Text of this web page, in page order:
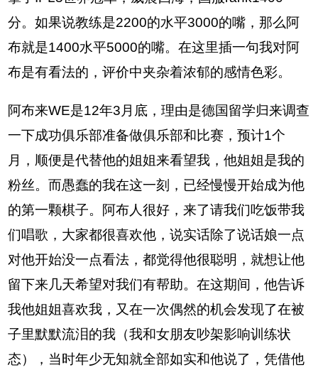
分。如果说教练是2200的水平3000的嘴，那么阿
布就是1400水平5000的嘴。在这里插一句我对阿
布是有看法的，评价中夹杂着浓郁的感情色彩。
阿布来WE是12年3月底，理由是德国留学归来调查
一下成功俱乐部准备做俱乐部和比赛，预计1个
月，顺便是代替他的姐姐来看望我，他姐姐是我的
粉丝。而愚蠢的我在这一刻，已经慢慢开始成为他
的第一颗棋子。阿布人很好，来了请我们吃饭带我
们唱歌，大家都很喜欢他，说实话除了说话娘一点
对他开始没一点看法，都觉得他很聪明，就想让他
留下来几天希望对我们有帮助。在这期间，他告诉
我他姐姐喜欢我，又在一次偶然的机会发现了在被
子里默默流泪的我（我和女朋友吵架影响训练状
态），当时年少无知就全部如实和他说了，凭借他